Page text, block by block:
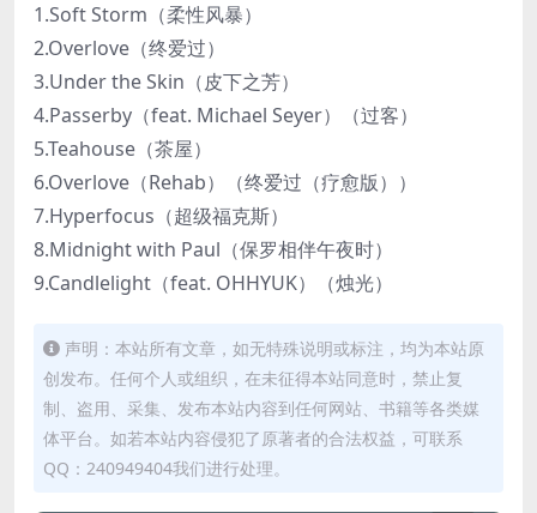
1.Soft Storm（柔性风暴）
2.Overlove（终爱过）
3.Under the Skin（皮下之芳）
4.Passerby（feat. Michael Seyer）（过客）
5.Teahouse（茶屋）
6.Overlove（Rehab）（终爱过（疗愈版））
7.Hyperfocus（超级福克斯）
8.Midnight with Paul（保罗相伴午夜时）
9.Candlelight（feat. OHHYUK）（烛光）
声明：本站所有文章，如无特殊说明或标注，均为本站原
创发布。任何个人或组织，在未征得本站同意时，禁止复
制、盗用、采集、发布本站内容到任何网站、书籍等各类媒
体平台。如若本站内容侵犯了原著者的合法权益，可联系
QQ：240949404我们进行处理。